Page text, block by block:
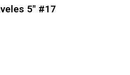
5" #17